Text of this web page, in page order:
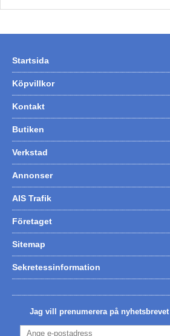
Startsida
Köpvillkor
Kontakt
Butiken
Verkstad
Annonser
AIS Trafik
Företaget
Sitemap
Sekretessinformation
Jag vill prenumerera på nyhetsbrevet